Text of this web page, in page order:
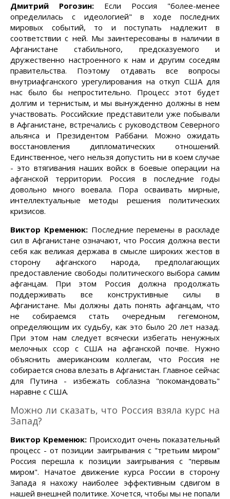
Дмитрий Рогозин: Если Россия "более-менее
определилась с идеологией" в ходе последних
мировых событий, то и поступать надлежит в
соответствии с ней. Мы заинтересованы в наличии в
Афганистане стабильного, предсказуемого и
дружественно настроенного к нам и другим соседям
правительства. Поэтому отдавать все вопросы
внутриафганского урегулирования на откуп США для
нас было бы непростительно. Процесс этот будет
долгим и тернистым, и мы вынужденно должны в нем
участвовать. Российские представители уже побывали
в Афганистане, встречались с руководством Северного
альянса и Президентом Раббани. Можно ожидать
восстановления дипломатических отношений.
Единственное, чего нельзя допустить ни в коем случае
- это втягивания наших войск в боевые операции на
афганской территории. Россия в последние годы
довольно много воевала. Пора осваивать мирные,
интеллектуальные методы решения политических
кризисов.
Виктор Кременюк:Последние перемены в раскладе
сил в Афганистане означают, что Россия должна вести
себя как великая держава в смысле широких жестов в
сторону афганского народа, предполагающих
предоставление свободы политического выбора самим
афганцам. При этом Россия должна продолжать
поддерживать все конструктивные силы в
Афганистане. Мы должны дать понять афганцам, что
не собираемся стать очередным гегемоном,
определяющим их судьбу, как это было 20 лет назад.
При этом нам следует всячески избегать ненужных
мелочных ссор с США на афганской почве. Нужно
объяснить американским коллегам, что Россия не
собирается снова влезать в Афганистан. Главное сейчас
для Путина - избежать соблазна "покомандовать"
наравне с США.
Можно ли сказать, что Россия взяла курс на
Запад?
Виктор Кременюк:Происходит очень показательный
процесс - от позиции заигрывания с "третьим миром"
Россия перешла к позиции заигрывания с "первым
миром". Начатое движение курса России в сторону
Запада я нахожу наиболее эффективным сдвигом в
нашей внешней политике. Хочется, чтобы мы не попали